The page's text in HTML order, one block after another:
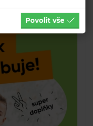
Povolit vše